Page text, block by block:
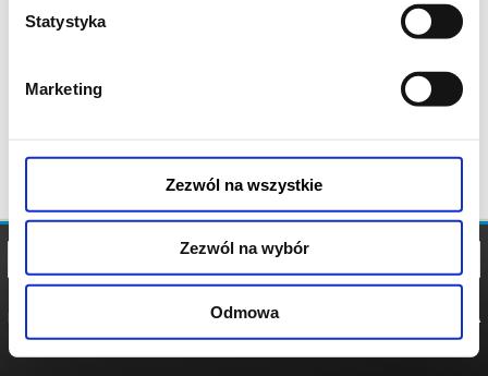
Statystyka
Marketing
Zezwól na wszystkie
Zezwól na wybór
Odmowa
POLITYKA
POLITYKA